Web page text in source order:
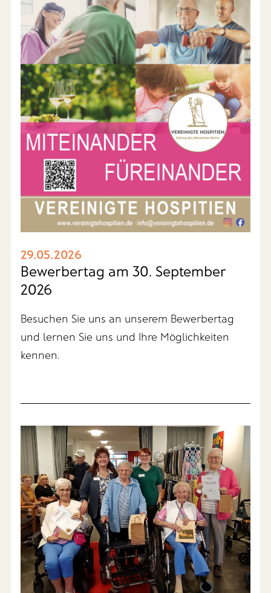
29.05.2026
Bewerbertag am 30. September
2026
Besuchen Sie uns an unserem Bewerbertag
und lernen Sie uns und Ihre Möglichkeiten
kennen.